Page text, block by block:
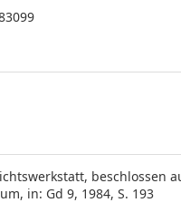
beschlossen
in: Gd 9, 1984, S. 193